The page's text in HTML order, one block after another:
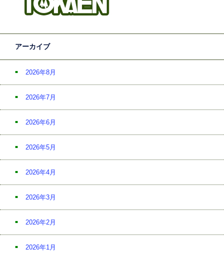
アーカイブ
2026年8月
2026年7月
2026年6月
2026年5月
2026年4月
2026年3月
2026年2月
2026年1月